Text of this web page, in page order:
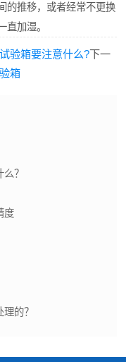
的推移，或者经常不更换
直加湿。
验箱要注意什么?下一
箱
？
度
的？